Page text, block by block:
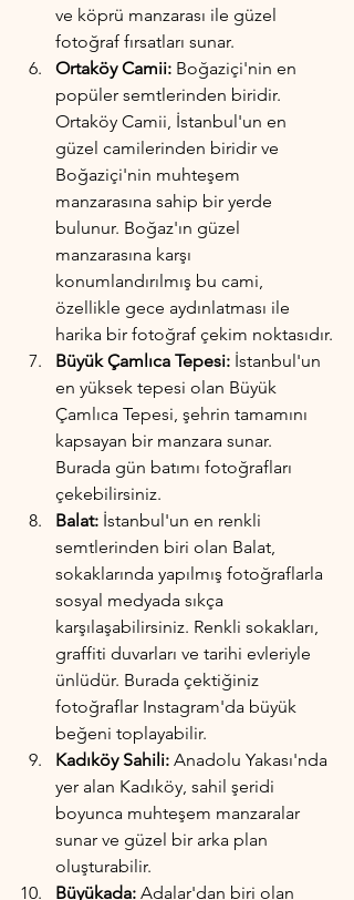
ve köprü manzarası ile güzel
fotoğraf fırsatları sunar.
Ortaköy Camii: Boğaziçi'nin en
popüler semtlerinden biridir.
Ortaköy Camii, İstanbul'un en
güzel camilerinden biridir ve
Boğaziçi'nin muhteşem
manzarasına sahip bir yerde
bulunur. Boğaz'ın güzel
manzarasına karşı
konumlandırılmış bu cami,
özellikle gece aydınlatması ile
harika bir fotoğraf çekim noktasıdır.
Büyük Çamlıca Tepesi: İstanbul'un
en yüksek tepesi olan Büyük
Çamlıca Tepesi, şehrin tamamını
kapsayan bir manzara sunar.
Burada gün batımı fotoğrafları
çekebilirsiniz.
Balat: İstanbul'un en renkli
semtlerinden biri olan Balat,
sokaklarında yapılmış fotoğraflarla
sosyal medyada sıkça
karşılaşabilirsiniz. Renkli sokakları,
graffiti duvarları ve tarihi evleriyle
ünlüdür. Burada çektiğiniz
fotoğraflar Instagram'da büyük
beğeni toplayabilir.
Kadıköy Sahili: Anadolu Yakası'nda
yer alan Kadıköy, sahil şeridi
boyunca muhteşem manzaralar
sunar ve güzel bir arka plan
oluşturabilir.
Büyükada: Adalar'dan biri olan